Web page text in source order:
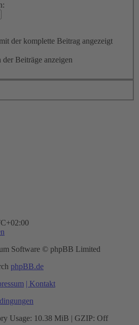
der komplette Beitrag angezeigt
der Beiträge anzeigen
Software © phpBB Limited
phpBB.de
| Kontakt
Usage: 10.38 MiB | GZIP: Off